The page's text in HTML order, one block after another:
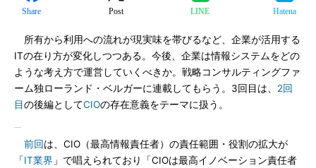
Share Post LINE Hatena
所有から利用への流れが現実味を帯びるなど、企業が活用する
ITの在り方が変化しつつある。今後、企業は情報システムをどの
ような考え方で運営していくべきか。戦略コンサルティングファ
ーム独ローランド・ベルガーに連載してもらう。3回目は、 2回
目の後編としてCIOの存在意義をテーマに扱う。
前回は、CIO（最高情報責任者）の責任範囲・役割の拡大が
「IT業界 」で唱えられており「CIOは最高イノベーション責任者